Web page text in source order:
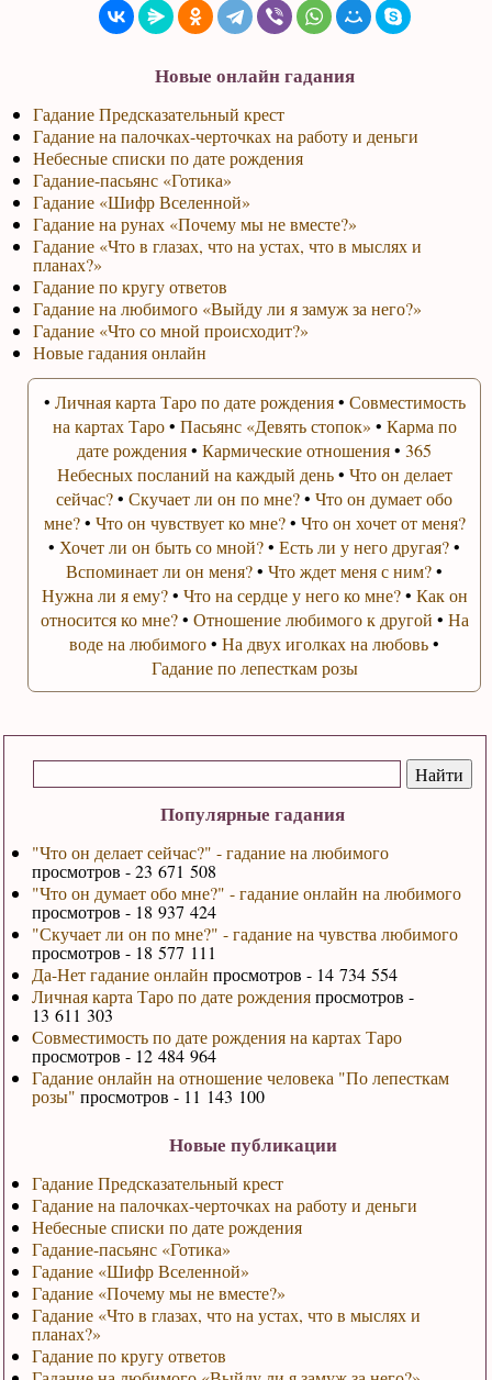
Популярные гадания
"Что он делает сейчас?" - гадание на любимого
просмотров - 23 671 508
"Что он думает обо мне?" - гадание онлайн на любимого
просмотров - 18 937 424
"Скучает ли он по мне?" - гадание на чувства любимого
просмотров - 18 577 111
Да-Нет гадание онлайн просмотров - 14 734 554
Личная карта Таро по дате рожденияпросмотров -
13 611 303
Совместимость по дате рождения на картах Таро
просмотров - 12 484 964
Гадание онлайн на отношение человека "По лепесткам
розы" просмотров - 11 143 100
Новые публикации
Гадание Предсказательный крест
Гадание на палочках-черточках на работу и деньги
Небесные списки по дате рождения
Гадание-пасьянс «Готика»
Гадание «Шифр Вселенной»
Гадание «Почему мы не вместе?»
Гадание «Что в глазах, что на устах, что в мыслях и
планах?»
Гадание по кругу ответов
Новые онлайн гадания
Гадание Предсказательный крест
Гадание на палочках-черточках на работу и деньги
Небесные списки по дате рождения
Гадание-пасьянс «Готика»
Гадание «Шифр Вселенной»
Гадание на рунах «Почему мы не вместе?»
Гадание «Что в глазах, что на устах, что в мыслях и
планах?»
Гадание по кругу ответов
Гадание на любимого «Выйду ли я замуж за него?»
Гадание «Что со мной происходит?»
Новые гадания онлайн
• Личная карта Таро по дате рождения• Совместимость
на картах Таро• Пасьянс «Девять стопок» • Карма по
дате рождения•Кармические отношения•365
Небесных посланий на каждый день• Что он делает
сейчас?•Скучает ли он по мне?•Что он думает обо
мне?• Что он чувствует ко мне?• Что он хочет от меня?
• Хочет ли он быть со мной?•Есть ли у него другая?•
Вспоминает ли он меня?•Что ждет меня с ним?•
Нужна ли я ему?• Что на сердце у него ко мне?• Как он
относится ко мне?• Отношение любимого к другой • На
воде на любимого•На двух иголках на любовь•
Гадание по лепесткам розы